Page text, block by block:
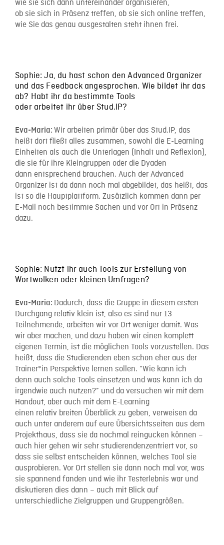
wie sie sich dann untereinander organisieren,
ob sie sich in Präsenz treffen, ob sie sich online treffen,
wie Sie das genau ausgestalten steht ihnen frei.
Sophie: Ja, du hast schon den Advanced Organizer
und das Feedback angesprochen. Wie bildet ihr das
ab? Habt ihr da bestimmte Tools
oder arbeitet ihr über Stud.IP?
Eva-Maria: Wir arbeiten primär über das Stud.IP, das
heißt dort fließt alles zusammen, sowohl die E-Learning
Einheiten als auch die Unterlagen (Inhalt und Reflexion),
die sie für ihre Kleingruppen oder die Dyaden
dann entsprechend brauchen. Auch der Advanced
Organizer ist da dann noch mal abgebildet, das heißt, das
ist so die Hauptplattform. Zusätzlich kommen dann per
E-Mail noch bestimmte Sachen und vor Ort in Präsenz
dazu.
Sophie: Nutzt ihr auch Tools zur Erstellung von
Wortwolken oder kleinen Umfragen?
Eva-Maria: Dadurch, dass die Gruppe in diesem ersten
Durchgang relativ klein ist, also es sind nur 13
Teilnehmende, arbeiten wir vor Ort weniger damit. Was
wir aber machen, und dazu haben wir einen komplett
eigenen Termin, ist die möglichen Tools vorzustellen. Das
heißt, dass die Studierenden eben schon eher aus der
Trainer*in Perspektive lernen sollen. “Wie kann ich
denn auch solche Tools einsetzen und was kann ich da
irgendwie auch nutzen?” und da versuchen wir mit dem
Handout, aber auch mit dem E-Learning
einen relativ breiten Überblick zu geben, verweisen da
auch unter anderem auf eure Übersichtsseiten aus dem
Projekthaus, dass sie da nochmal reingucken können –
auch hier gehen wir sehr studierendenzentriert vor, so
dass sie selbst entscheiden können, welches Tool sie
ausprobieren. Vor Ort stellen sie dann noch mal vor, was
sie spannend fanden und wie ihr Testerlebnis war und
diskutieren dies dann – auch mit Blick auf
unterschiedliche Zielgruppen und Gruppengrößen.